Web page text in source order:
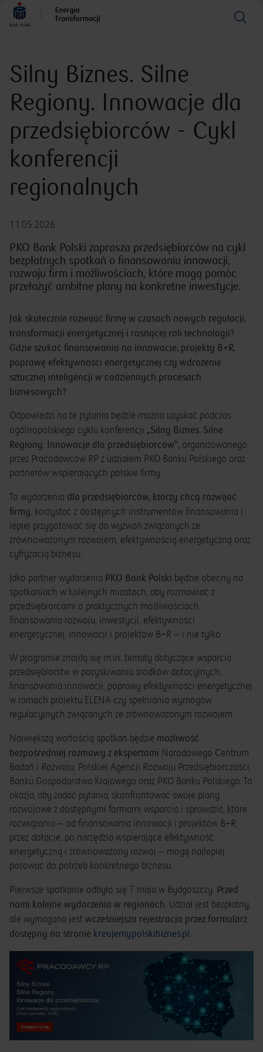
Silny Biznes. Silne
Regiony. Innowacje dla
przedsiębiorców - Cykl
konferencji
regionalnych
11.05.2026
PKO Bank Polski zaprasza przedsiębiorców na cykl
bezpłatnych spotkań o finansowaniu innowacji,
rozwoju firm i możliwościach, które mogą pomóc
przełożyć ambitne plany na konkretne inwestycje.
Jak skutecznie rozwijać firmę w czasach nowych regulacji,
transformacji energetycznej i rosnącej roli technologii?
Gdzie szukać finansowania na innowacje, projekty B+R,
poprawę efektywności energetycznej czy wdrożenie
sztucznej inteligencji w codziennych procesach
biznesowych?
Odpowiedzi na te pytania będzie można uzyskać podczas
ogólnopolskiego cyklu konferencji „Silny Biznes. Silne
Regiony. Innowacje dla przedsiębiorców”, organizowanego
przez Pracodawców RP z udziałem PKO Banku Polskiego oraz
partnerów wspierających polskie firmy.
To wydarzenia dla przedsiębiorców, którzy chcą rozwijać
firmy, korzystać z dostępnych instrumentów finansowania i
lepiej przygotować się do wyzwań związanych ze
zrównoważonym rozwojem, efektywnością energetyczną oraz
cyfryzacją biznesu.
Jako partner wydarzenia PKO Bank Polski będzie obecny na
spotkaniach w kolejnych miastach, aby rozmawiać z
przedsiębiorcami o praktycznych możliwościach
finansowania rozwoju, inwestycji, efektywności
energetycznej, innowacji i projektów B+R — i nie tylko.
W programie znajdą się m.in. tematy dotyczące wsparcia
przedsiębiorstw w pozyskiwaniu środków dotacyjnych,
finansowania innowacji, poprawy efektywności energetycznej
w ramach projektu ELENA czy spełniania wymogów
regulacyjnych związanych ze zrównoważonym rozwojem.
Największą wartością spotkań będzie możliwość
bezpośredniej rozmowy z ekspertami Narodowego Centrum
Badań i Rozwoju, Polskiej Agencji Rozwoju Przedsiębiorczości,
Banku Gospodarstwa Krajowego oraz PKO Banku Polskiego. To
okazja, aby zadać pytania, skonfrontować swoje plany
rozwojowe z dostępnymi formami wsparcia i sprawdzić, które
rozwiązania — od finansowania innowacji i projektów B+R,
przez dotacje, po narzędzia wspierające efektywność
energetyczną i zrównoważony rozwój — mogą najlepiej
pasować do potrzeb konkretnego biznesu.
Pierwsze spotkanie odbyło się 7 maja w Bydgoszczy. Przed
nami kolejne wydarzenia w regionach. Udział jest bezpłatny,
ale wymagana jest wcześniejsza rejestracja przez formularz
dostępny na stronie kreujemypolskibiznes.pl.